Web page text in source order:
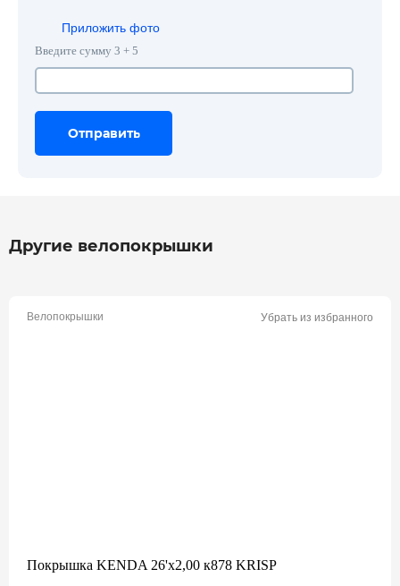
Приложить фото
Введите сумму 3 + 5
Отправить
Отправить
Отправить
Другие велопокрышки
Велопокрышки Убрать из избранного
Покрышка KENDA 26'х2,00 к878 KRISP